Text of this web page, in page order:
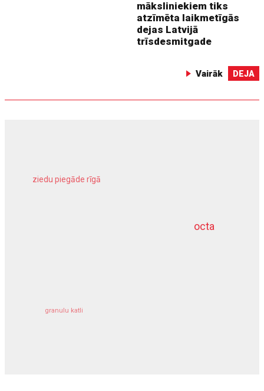
māksliniekiem tiks
atzīmēta laikmetīgās
dejas Latvijā
trīsdesmitgade
Vairāk DEJA
octa
ziedu piegāde rīgā
granulu katli
dziļurbums